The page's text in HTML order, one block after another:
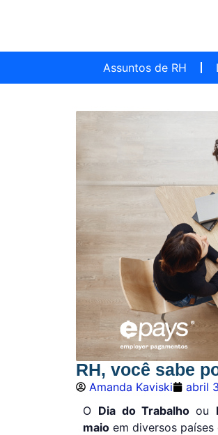
Assuntos de RH
RH, você sabe
Amanda Kaviski abril
O Dia do Trabalhoou
maio em diversos países